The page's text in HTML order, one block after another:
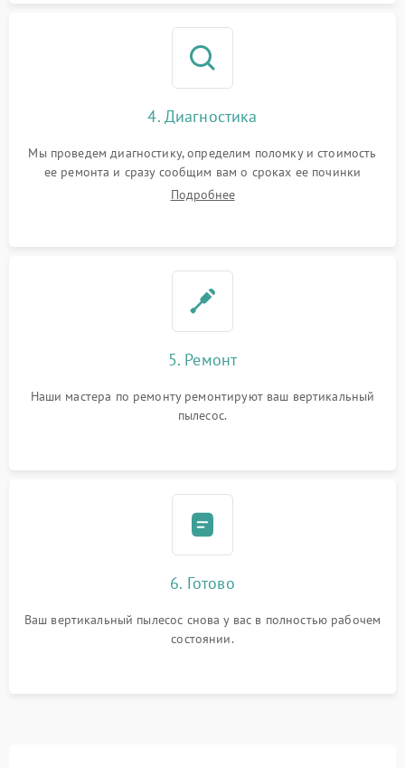
4. Диагностика
Мы проведем диагностику, определим поломку и стоимость
ее ремонта и сразу сообщим вам о сроках ее починки
Подробнее
5. Ремонт
Наши мастера по ремонту ремонтируют ваш вертикальный
пылесос.
6. Готово
Ваш вертикальный пылесос снова у вас в полностью рабочем
состоянии.